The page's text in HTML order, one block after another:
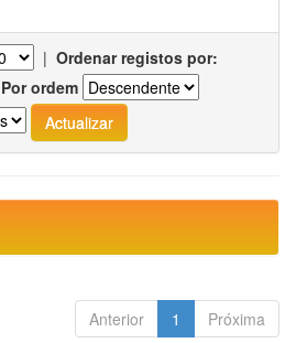
| Ordenar registos por:
Por ordem
Anterior 1 Próxima